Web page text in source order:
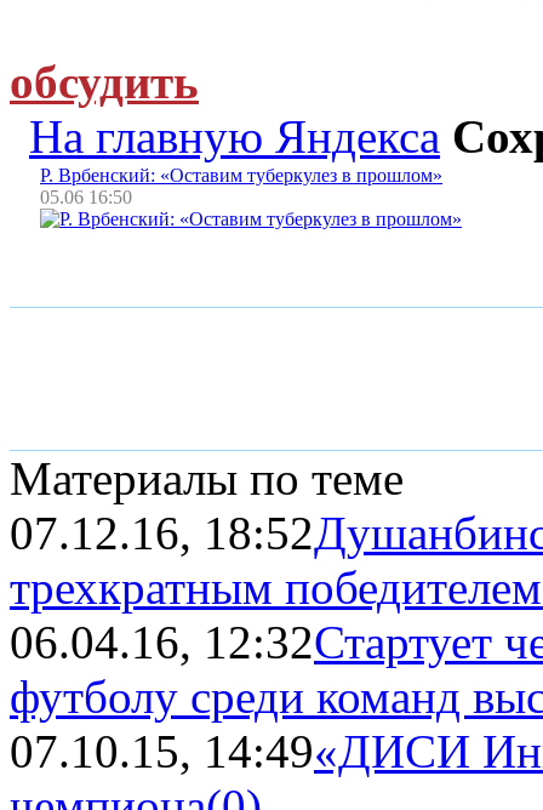
обсудить
На главную Яндекса
Р. Врбенский: «Оставим туберкулез в прошлом»
05.06 16:50
Материалы по теме
07.12.16, 18:52
трехкратным
06.04.16, 12:32Стартует
футболу среди команд
07.10.15, 14:49«ДИСИ